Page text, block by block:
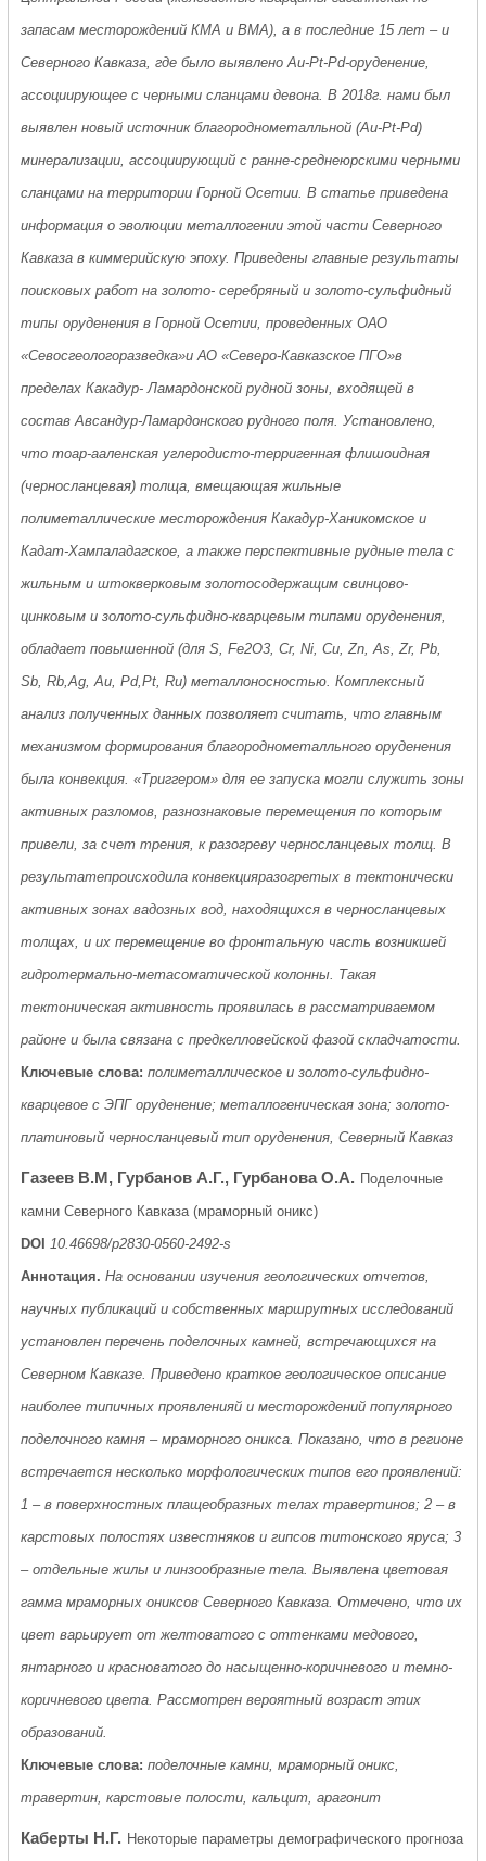
запасам месторождений КМА и ВМА), а в последние 15 лет – и
Северного Кавказа, где было выявлено Au-Pt-Pd-оруденение,
ассоциирующее с черными сланцами девона. В 2018г. нами был
выявлен новый источник благороднометалльной (Au-Pt-Pd)
минерализации, ассоциирующий с ранне-среднеюрскими черными
сланцами на территории Горной Осетии. В статье приведена
информация о эволюции металлогении этой части Северного
Кавказа в киммерийскую эпоху. Приведены главные результаты
поисковых работ на золото- серебряный и золото-сульфидный
типы оруденения в Горной Осетии, проведенных ОАО
«Севосгеологоразведка»и АО «Северо-Кавказское ПГО»в
пределах Какадур- Ламардонской рудной зоны, входящей в
состав Авсандур-Ламардонского рудного поля. Установлено,
что тоар-ааленская углеродисто-терригенная флишоидная
(черносланцевая) толща, вмещающая жильные
полиметаллические месторождения Какадур-Ханикомское и
Кадат-Хампаладагское, а также перспективные рудные тела с
жильным и штокверковым золотосодержащим свинцово-
цинковым и золото-сульфидно-кварцевым типами оруденения,
обладает повышенной (для S, Fe2O3, Cr, Ni, Cu, Zn, As, Zr, Pb,
Sb, Rb,Ag, Au, Pd,Pt, Ru) металлоносностью. Комплексный
анализ полученных данных позволяет считать, что главным
механизмом формирования благороднометалльного оруденения
была конвекция. «Триггером» для ее запуска могли служить зоны
активных разломов, разнознаковые перемещения по которым
привели, за счет трения, к разогреву черносланцевых толщ. В
результатепроисходила конвекцияразогретых в тектонически
активных зонах вадозных вод, находящихся в черносланцевых
толщах, и их перемещение во фронтальную часть возникшей
гидротермально-метасоматической колонны. Такая
тектоническая активность проявилась в рассматриваемом
районе и была связана с предкелловейской фазой складчатости.
Ключевые слова: полиметаллическое и золото-сульфидно-
кварцевое с ЭПГ оруденение; металлогеническая зона; золото-
платиновый черносланцевый тип оруденения, Северный Кавказ
Газеев В.М, Гурбанов А.Г., Гурбанова О.А. Поделочные
камни Северного Кавказа (мраморный оникс)
DOI
10.46698/p2830-0560-2492-s
Аннотация. На основании изучения геологических отчетов,
научных публикаций и собственных маршрутных исследований
установлен перечень поделочных камней, встречающихся на
Северном Кавказе. Приведено краткое геологическое описание
наиболее типичных проявленияй и месторождений популярного
поделочного камня – мраморного оникса. Показано, что в регионе
встречается несколько морфологических типов его проявлений:
1 – в поверхностных плащеобразных телах травертинов; 2 – в
карстовых полостях известняков и гипсов титонского яруса; 3
– отдельные жилы и линзообразные тела. Выявлена цветовая
гамма мраморных ониксов Северного Кавказа. Отмечено, что их
цвет варьирует от желтоватого с оттенками медового,
янтарного и красноватого до насыщенно-коричневого и темно-
коричневого цвета. Рассмотрен вероятный возраст этих
образований.
Ключевые слова: поделочные камни, мраморный оникс,
травертин, карстовые полости, кальцит, арагонит
Каберты Н.Г. Некоторые параметры демографического прогноза